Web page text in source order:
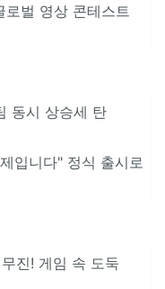
벌 영상 콘테스트
동시 상승세 탄
입니다" 정식 출시로
진! 게임 속 도둑